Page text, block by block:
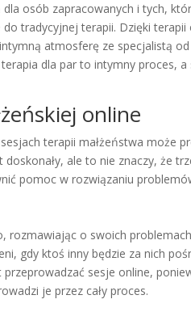
osób zapracowanych i tych,
tradycyjnej terapii. Dzięki
atmosferę ze specjalistą
dla par to intymny proces,
online
terapii małżeństwa może
doskonały, ale to nie znaczy, że
pomoc w rozwiązaniu
rozmawiając o swoich
gdy ktoś inny będzie za nich
sesje online,
je przez cały proces.